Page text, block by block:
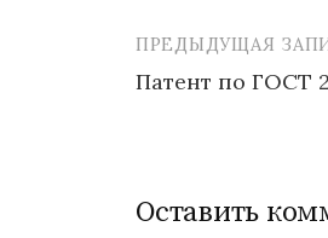
Навигация
по
ПРЕДЫДУЩАЯ
Патент по ГОСТ
Оставить